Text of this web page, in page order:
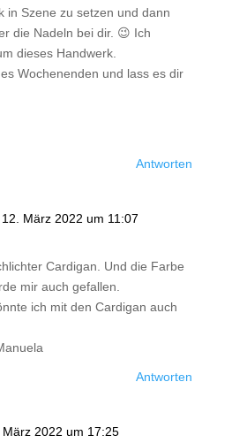
in Szene zu setzen und dann
die Nadeln bei dir. 😉 Ich
dieses Handwerk.
Wochenenden und lass es dir
Antworten
März 2022 um 11:07
Cardigan. Und die Farbe
mir auch gefallen.
ich mit den Cardigan auch
Antworten
2022 um 17:25